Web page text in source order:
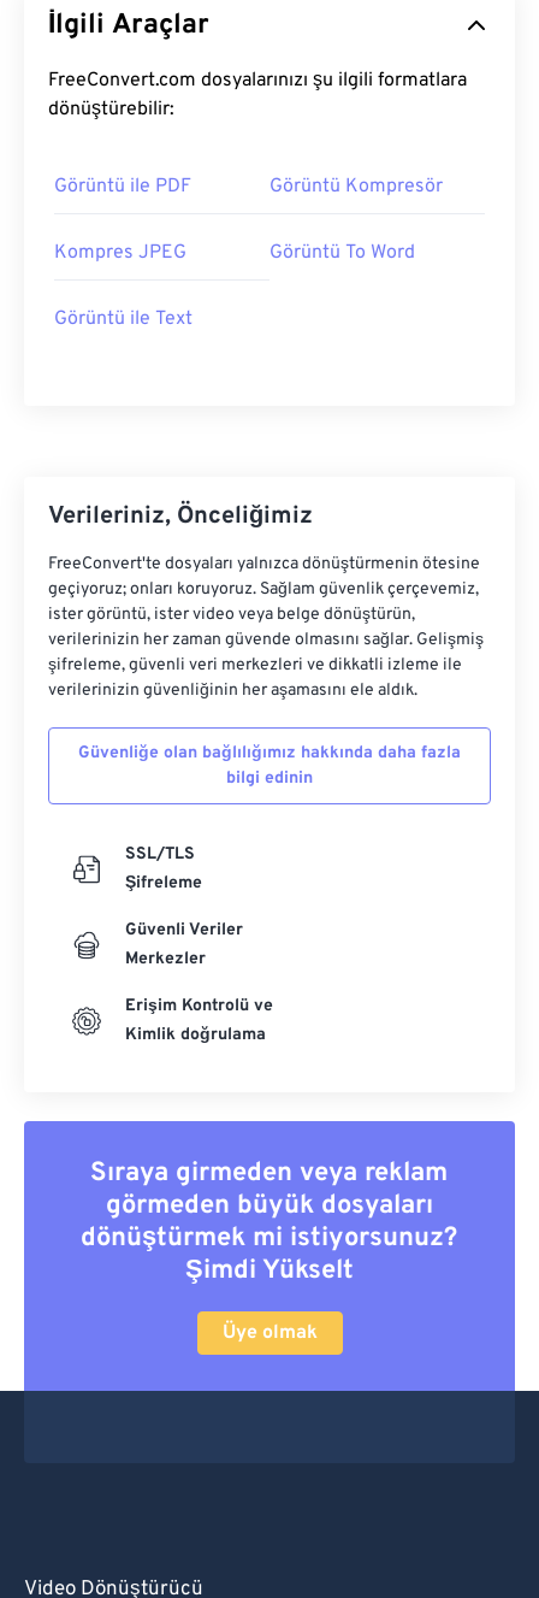
İlgili Araçlar
FreeConvert.com dosyalarınızı şu ilgili formatlara
dönüştürebilir:
Görüntü ile PDF Görüntü Kompresör
Kompres JPEG Görüntü To Word
Görüntü ile Text
Verileriniz, Önceliğimiz
FreeConvert'te dosyaları yalnızca dönüştürmenin ötesine
geçiyoruz; onları koruyoruz. Sağlam güvenlik çerçevemiz,
ister görüntü, ister video veya belge dönüştürün,
verilerinizin her zaman güvende olmasını sağlar. Gelişmiş
şifreleme, güvenli veri merkezleri ve dikkatli izleme ile
verilerinizin güvenliğinin her aşamasını ele aldık.
Güvenliğe olan bağlılığımız hakkında daha fazla
bilgi edinin
SSL/TLS
Şifreleme
Güvenli Veriler
Merkezler
Erişim Kontrolü ve
Kimlik doğrulama
Sıraya girmeden veya reklam
görmeden büyük dosyaları
dönüştürmek mi istiyorsunuz?
Şimdi Yükselt
Üye olmak
Video Dönüştürücü